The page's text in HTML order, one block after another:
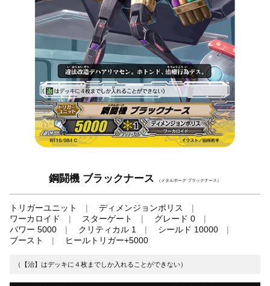
鋼闘機 ブラックナース （メタルボーグ ブラックナース）
トリガーユニット
ディメンジョンポリス
ワーカロイド
スターゲート
グレード 0
パワー 5000
クリティカル 1
シールド 10000
ブースト
ヒールトリガー+5000
（【治】はデッキに４枚までしか入れることができない）